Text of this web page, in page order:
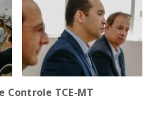
Controle TCE-MT